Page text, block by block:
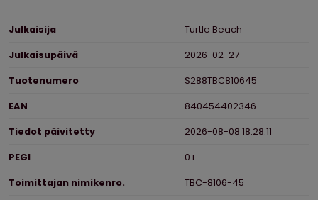
Ominaisuudet
Julkaisija
Turtle Beach
Julkaisupäivä
2026-02-27
Tuotenumero
S288TBC810645
EAN
840454402346
Tiedot päivitetty
2026-08-08 18:28:11
PEGI
0+
Toimittajan nimikenro.
TBC-8106-45